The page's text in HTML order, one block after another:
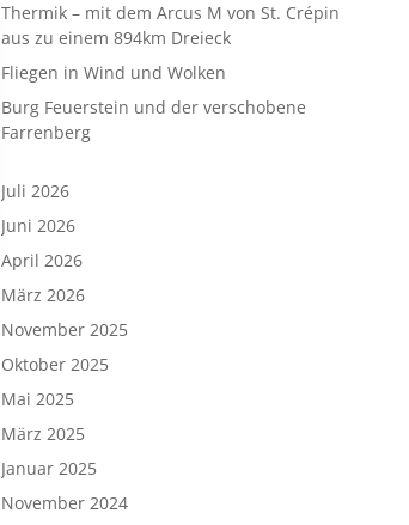
Thermik – mit dem Arcus M von St. Crépin
aus zu einem 894km Dreieck
Fliegen in Wind und Wolken
Burg Feuerstein und der verschobene
Farrenberg
Juli 2026
Juni 2026
April 2026
März 2026
November 2025
Oktober 2025
Mai 2025
März 2025
Januar 2025
November 2024